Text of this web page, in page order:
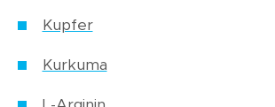
Kupfer
Kurkuma